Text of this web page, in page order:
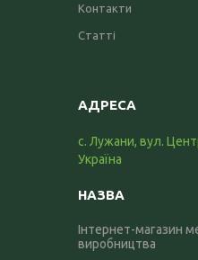
Контакти
Статті
с. Лужани, вул.
Україна
Інтернет-магазин
виробництва